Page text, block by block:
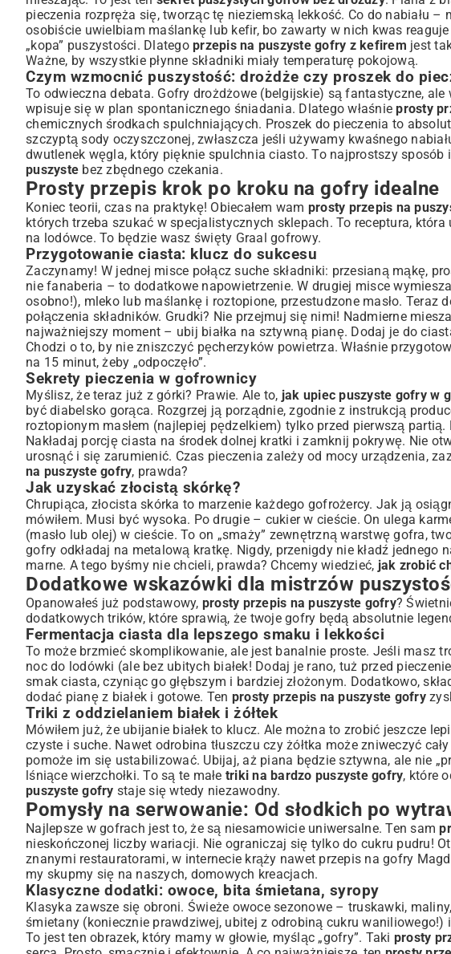
pieczenia rozpręża się, tworząc tę nieziemską lekkość. Co do nabiału
osobiście uwielbiam maślankę lub kefir, bo zawarty w nich kwas
„kopa” puszystości. Dlatego przepis na puszyste gofry z kefirem jest
Ważne, by wszystkie płynne składniki miały temperaturę pokojową.
Czym wzmocnić puszystość: drożdże czy proszek do
To odwieczna debata. Gofry drożdżowe (belgijskie) są fantastyczne,
wpisuje się w plan spontanicznego śniadania. Dlatego właśnieprosty
chemicznych środkach spulchniających. Proszek do pieczenia to
szczyptą sody oczyszczonej, zwłaszcza jeśli używamy kwaśnego
dwutlenek węgla, który pięknie spulchnia ciasto. To najprostszy sposób
puszyste bez zbędnego czekania.
Prosty przepis krok po kroku na gofry idealne
Koniec teorii, czas na praktykę! Obiecałem wam prosty przepis na
których trzeba szukać w specjalistycznych sklepach. To receptura,
na lodówce. To będzie wasz święty Graal gofrowy.
Przygotowanie ciasta: klucz do sukcesu
Zaczynamy! W jednej misce połącz suche składniki: przesianą mąkę,
nie fanaberia – to dodatkowe napowietrzenie. W drugiej misce
osobno!), mleko lub maślankę i roztopione, przestudzone masło. Teraz
połączenia składników. Grudki? Nie przejmuj się nimi! Nadmierne
najważniejszy moment – ubij białka na sztywną pianę. Dodaj je do
Chodzi o to, by nie zniszczyć pęcherzyków powietrza. Właśnie
na 15 minut, żeby „odpoczęło”.
Sekrety pieczenia w gofrownicy
Myślisz, że teraz już z górki? Prawie. Ale to, jak upiec puszyste gofry w
być diabelsko gorąca. Rozgrzej ją porządnie, zgodnie z instrukcją
roztopionym masłem (najlepiej pędzelkiem) tylko przed pierwszą
Nakładaj porcję ciasta na środek dolnej kratki i zamknij pokrywę. Nie
urosnąć i się zarumienić. Czas pieczenia zależy od mocy urządzenia,
na puszyste gofry, prawda?
Jak uzyskać złocistą skórkę?
Chrupiąca, złocista skórka to marzenie każdego gofrożercy. Jak ją
mówiłem. Musi być wysoka. Po drugie – cukier w cieście. On ulega
(masło lub olej) w cieście. To on „smaży” zewnętrzną warstwę gofra,
gofry odkładaj na metalową kratkę. Nigdy, przenigdy nie kładź
marne. A tego byśmy nie chcieli, prawda? Chcemy wiedzieć, jak zrobić
Dodatkowe wskazówki dla mistrzów
Opanowałeś już podstawowy, prosty przepis na puszyste gofry?
dodatkowych trików, które sprawią, że twoje gofry będą absolutnie
Fermentacja ciasta dla lepszego smaku i lekkości
To może brzmieć skomplikowanie, ale jest banalnie proste. Jeśli masz
noc do lodówki (ale bez ubitych białek! Dodaj je rano, tuż przed
smak ciasta, czyniąc go głębszym i bardziej złożonym. Dodatkowo,
dodać pianę z białek i gotowe. Ten prosty przepis na puszyste gofry
Triki z oddzielaniem białek i żółtek
Mówiłem już, że ubijanie białek to klucz. Ale można to zrobić jeszcze
czyste i suche. Nawet odrobina tłuszczu czy żółtka może zniweczyć
pomoże im się ustabilizować. Ubijaj, aż piana będzie sztywna, ale nie
lśniące wierzchołki. To są te małe triki na bardzo puszyste gofry, które
puszyste gofry staje się wtedy niezawodny.
Pomysły na serwowanie: Od słodkich po
Najlepsze w gofrach jest to, że są niesamowicie uniwersalne. Ten sam
nieskończonej liczby wariacji. Nie ograniczaj się tylko do cukru pudru!
znanymi restauratorami, w internecie krąży nawet przepis na gofry
my skupmy się na naszych, domowych kreacjach.
Klasyczne dodatki: owoce, bita śmietana, syropy
Klasyka zawsze się obroni. Świeże owoce sezonowe – truskawki,
śmietany (koniecznie prawdziwej, ubitej z odrobiną cukru
To jest ten obrazek, który mamy w głowie, myśląc „gofry”. Taki prosty